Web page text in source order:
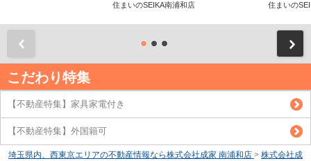
住まいのSEIKA南浦和店 住まいの
こだわり特集
【不動産特集】家具家電付き
【不動産特集】外国籍可
埼玉県内、西東京エリアの不動産情報なら株式会社成家 南浦和店 > 株式会社成